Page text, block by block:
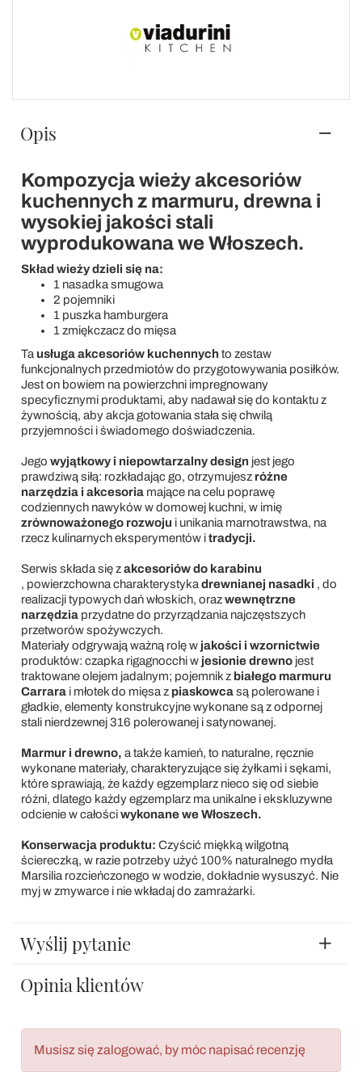
Opis
Kompozycja wieży akcesoriów
kuchennych z marmuru, drewna i
wysokiej jakości stali
wyprodukowana we Włoszech.
Skład wieży dzieli się na:
1 nasadka smugowa
2 pojemniki
1 puszka hamburgera
1 zmiękczacz do mięsa
Ta usługa akcesoriów kuchennych to zestaw
funkcjonalnych przedmiotów do przygotowywania posiłków.
Jest on bowiem na powierzchni impregnowany
specyficznymi produktami, aby nadawał się do kontaktu z
żywnością, aby akcja gotowania stała się chwilą
przyjemności i świadomego doświadczenia.
Jego wyjątkowy i niepowtarzalny design jest jego
prawdziwą siłą: rozkładając go, otrzymujesz różne
narzędzia i akcesoriamające na celu poprawę
codziennych nawyków w domowej kuchni, w imię
zrównoważonego rozwoju i unikania marnotrawstwa, na
rzecz kulinarnych eksperymentów itradycji.
Serwis składa się zakcesoriów do karabinu
, powierzchowna charakterystyka drewnianej nasadki , do
realizacji typowych dań włoskich, orazwewnętrzne
narzędziaprzydatne do przyrządzania najczęstszych
przetworów spożywczych.
Materiały odgrywają ważną rolę w jakości i wzornictwie
produktów: czapka rigagnocchi w jesionie drewnojest
traktowane olejem jadalnym; pojemnik z białego marmuru
Carrarai młotek do mięsa z piaskowcasą polerowane i
gładkie, elementy konstrukcyjne wykonane są z odpornej
stali nierdzewnej 316 polerowanej i satynowanej.
Marmur i drewno, a także kamień, to naturalne, ręcznie
wykonane materiały, charakteryzujące się żyłkami i sękami,
które sprawiają, że każdy egzemplarz nieco się od siebie
różni, dlatego każdy egzemplarz ma unikalne i ekskluzywne
odcienie w całościwykonane we Włoszech.
Konserwacja produktu: Czyścić miękką wilgotną
ściereczką, w razie potrzeby użyć 100% naturalnego mydła
Marsilia rozcieńczonego w wodzie, dokładnie wysuszyć. Nie
myj w zmywarce i nie wkładaj do zamrażarki.
Wyślij pytanie
Opinia klientów
Musisz się zalogować, by móc napisać recenzję